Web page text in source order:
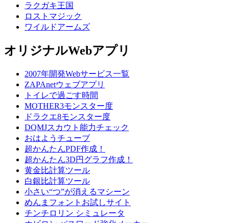
ラクガキ王国
ロストマジック
ワイルドアームズ
オリジナルWebアプリ
2007年開発Webサービス一覧
ZAPAnetウェブアプリ
トイレで過ごす時間
MOTHER3モンスター度
ドラクエ8モンスター度
DQMJスカウト能力チェック
おはようチューブ
超かんたんPDF作成！
超かんたん3D円グラフ作成！
黄金比計算ツール
白銀比計算ツール
小さい“つ”が消えるマシーン
めんまフォントお試しサイト
チンチロリン シミュレータ